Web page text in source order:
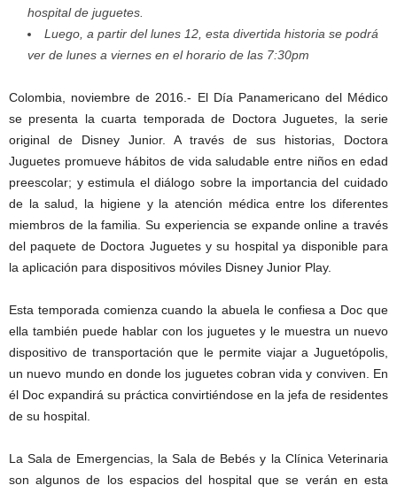
hospital de juguetes.
Luego, a partir del lunes 12, esta divertida historia se podrá
ver de lunes a viernes en el horario de las 7:30pm
Colombia, noviembre de 2016.- El Día Panamericano del Médico
se presenta la cuarta temporada de Doctora Juguetes, la serie
original de Disney Junior. A través de sus historias, Doctora
Juguetes promueve hábitos de vida saludable entre niños en edad
preescolar; y estimula el diálogo sobre la importancia del cuidado
de la salud, la higiene y la atención médica entre los diferentes
miembros de la familia. Su experiencia se expande online a través
del paquete de Doctora Juguetes y su hospital ya disponible para
la aplicación para dispositivos móviles Disney Junior Play.
Esta temporada comienza cuando la abuela le confiesa a Doc que
ella también puede hablar con los juguetes y le muestra un nuevo
dispositivo de transportación que le permite viajar a Juguetópolis,
un nuevo mundo en donde los juguetes cobran vida y conviven. En
él Doc expandirá su práctica convirtiéndose en la jefa de residentes
de su hospital.
La Sala de Emergencias, la Sala de Bebés y la Clínica Veterinaria
son algunos de los espacios del hospital que se verán en esta